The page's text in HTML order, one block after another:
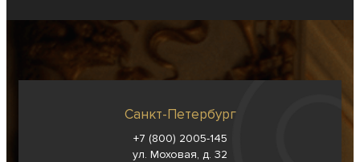
Санкт-Петербург
+7 (800) 2005-145
ул. Моховая, д. 32